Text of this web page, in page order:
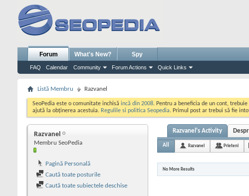
Forum
FAQ Calendar Community Forum Actions Quick Links
What's New? Spy
Listă Membru Razvanel
SeoPedia este o comunitate inchisă incă din 2008. Pentru a beneficia de un cont,
ajută la obținerea acestuia. Regulile si politica Seopedia. Primul post ar trebui să fie
Razvanel
Membru SeoPedia
Pagină Personală
Caută toate posturile
Caută toate subiectele deschise
Razvanel's Activity
All Razvanel Prieteni
No More Results